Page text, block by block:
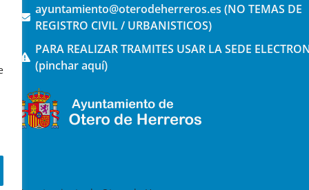
ayuntamiento@oterodeherreros.es (NO TEMAS DE
REGISTRO CIVIL / URBANISTICOS)
PARA REALIZAR TRAMITES USAR LA SEDE
(pinchar aquí)